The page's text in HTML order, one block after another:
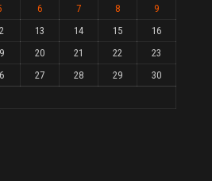
6 7 8
9
13 14 15
16
20 21 22
23
27 28 29
30